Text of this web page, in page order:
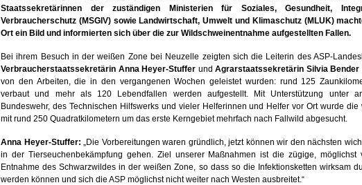
Staatssekretärinnen der zuständigen Ministerien für Soziales, Gesundheit,
Verbraucherschutz (MSGIV) sowie Landwirtschaft, Umwelt und Klimaschutz (MLUK)
Ort ein Bild und informierten sich über die zur Wildschweinentnahme aufgestellten Fallen.
Bei ihrem Besuch in der weißen Zone bei Neuzelle zeigten sich die Leiterin des ASP-
Verbraucherstaatssekretärin Anna Heyer-Stuffer undAgrarstaatssekretärin Silvia Bender
von den Arbeiten, die in den vergangenen Wochen geleistet wurden: rund 125
verbaut und mehr als 120 Lebendfallen werden aufgestellt. Mit Unterstützung unter
Bundeswehr, des Technischen Hilfswerks und vieler Helferinnen und Helfer vor Ort wurde die
mit rund 250 Quadratkilometern um das erste Kerngebiet mehrfach nach Fallwild abgesucht.
Anna Heyer-Stuffer: „Die Vorbereitungen waren gründlich, jetzt können wir den nächsten
in der Tierseuchenbekämpfung gehen. Ziel unserer Maßnahmen ist die zügige, möglichst
Entnahme des Schwarzwildes in der weißen Zone, so dass so die Infektionsketten wirksam
werden können und sich die ASP möglichst nicht weiter nach Westen ausbreitet.“